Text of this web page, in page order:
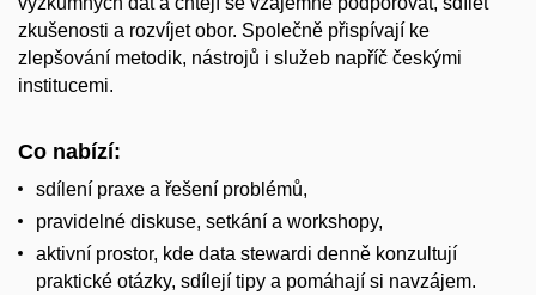
zkušenosti a rozvíjet obor. Společně přispívají ke
zlepšování metodik, nástrojů i služeb napříč českými
institucemi.
Co nabízí:
sdílení praxe a řešení problémů,
pravidelné diskuse, setkání a workshopy,
aktivní prostor, kde data stewardi denně konzultují
praktické otázky, sdílejí tipy a pomáhají si navzájem.